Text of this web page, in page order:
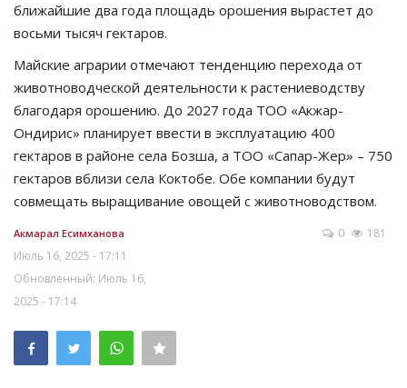
ближайшие два года площадь орошения вырастет до
восьми тысяч гектаров.
Майские аграрии отмечают тенденцию перехода от
животноводческой деятельности к растениеводству
благодаря орошению. До 2027 года ТОО «Акжар-
Ондирис» планирует ввести в эксплуатацию 400
гектаров в районе села Бозша, а ТОО «Сапар-Жер» – 750
гектаров вблизи села Коктобе. Обе компании будут
совмещать выращивание овощей с животноводством.
Акмарал Есимханова
Июль 16, 2025 - 17:11
Обновленный: Июль 16,
2025 - 17:14
0 181